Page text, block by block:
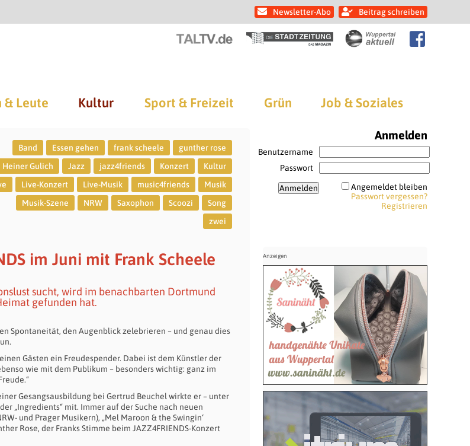
Newsletter-Abo Beitrag schreiben
& Leute Kultur Sport & Freizeit Grün Job & Soziales
Band Essen gehen frank scheele
gunther rose
Heiner Gulich
Jazz jazz4friends Konzert
Kultur
Live-Konzert Live-Musik music4friends
Musik
Musik-Szene
NRW Saxophon Scoozi
Song
zwei
im Juni mit Frank Scheele
sucht, wird im benachbarten Dortmund
gefunden hat.
Spontaneität, den Augenblick zelebrieren – und genau dies
Gästen ein Freudespender. Dabei ist dem Künstler der
wie mit dem Publikum – besonders wichtig: ganz im
Gesangsausbildung bei Gertrud Beuchel wirkte er – unter
„Ingredients“ mit. Immer auf der Suche nach neuen
und Prager Musikern), „Mel Maroon & the Swingin‘
Rose, der Franks Stimme beim JAZZ4FRIENDS-Konzert
Anmelden
Benutzername
Passwort
Angemeldet bleiben
Passwort vergessen?
Registrieren